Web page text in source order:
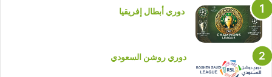
دوري أبطال إفريقيا
دوري روشن السعودي